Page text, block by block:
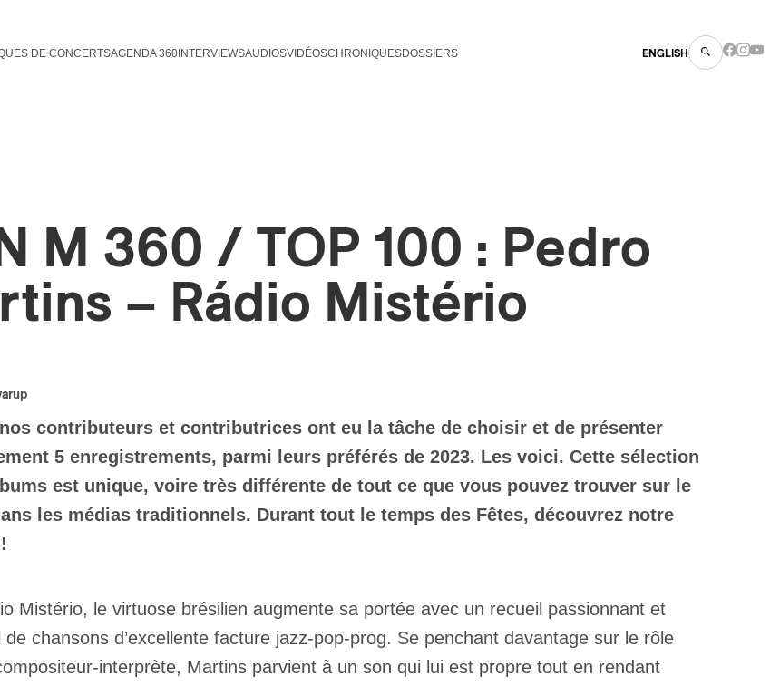
DE CONCERTSAGENDA 360INTERVIEWSAUDIOSVIDÉOSCHRONIQUESDOSSIERS ENGLISH
M 360 / TOP 100 : Pedro
– Rádio Mistério
contributeurs et contributrices ont eu la tâche de choisir et de présenter
5 enregistrements, parmi leurs préférés de 2023. Les voici. Cette sélection
est unique, voire très différente de tout ce que vous pouvez trouver sur le
les médias traditionnels. Durant tout le temps des Fêtes, découvrez notre
Mistério, le virtuose brésilien augmente sa portée avec un recueil passionnant et
de chansons d’excellente facture jazz-pop-prog. Se penchant davantage sur le rôle
interprète, Martins parvient à un son qui lui est propre tout en rendant